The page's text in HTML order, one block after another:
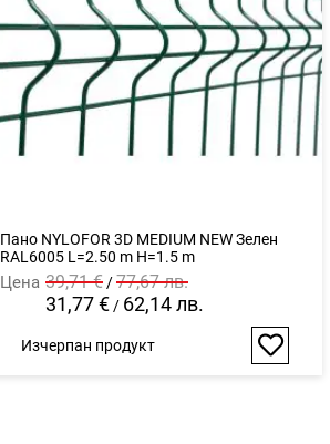
Панo NYLOFOR 3D MEDIUM NEW Зелен
RAL6005 L=2.50 m H=1.5 m
Цена 39,71 €/77,67 лв.
31,77 €/ 62,14 лв.
Изчерпан продукт
Добави